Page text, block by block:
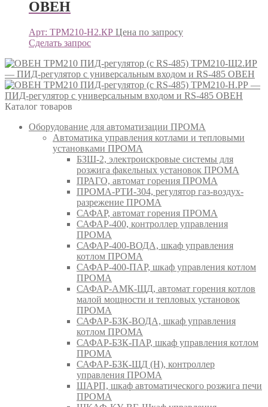
ОВЕН
Арт: ТРМ210-Н2.КР Цена по запросу
Сделать запрос
ТРМ210-Щ2.ИР
— ПИД-регулятор с универсальным входом и RS-485 ОВЕН
ТРМ210-Н.РР —
ПИД-регулятор с универсальным входом и RS-485 ОВЕН
Каталог товаров
Оборудование для автоматизации ПРОМА
Автоматика управления котлами и тепловыми
установками ПРОМА
БЗШ-2, электроискровые системы для
розжига факельных установок ПРОМА
ПРАГО, автомат горения ПРОМА
ПРОМА-РТИ-304, регулятор газ-воздух-
разрежение ПРОМА
САФАР, автомат горения ПРОМА
САФАР-400, контроллер управления
ПРОМА
САФАР-400-ВОДА, шкаф управления
котлом ПРОМА
САФАР-400-ПАР, шкаф управления котлом
ПРОМА
САФАР-АМК-ЩД, автомат горения котлов
малой мощности и тепловых установок
ПРОМА
САФАР-БЗК-ВОДА, шкаф управления
котлом ПРОМА
САФАР-БЗК-ПАР, шкаф управления котлом
ПРОМА
САФАР-БЗК-ЩД (Н), контроллер
управления ПРОМА
ШАРП, шкаф автоматического розжига печи
ПРОМА